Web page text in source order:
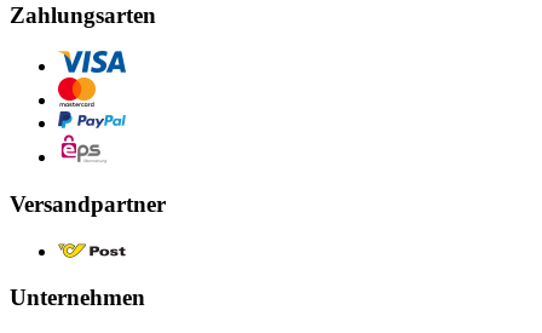
Zahlungsarten
Versandpartner
Unternehmen